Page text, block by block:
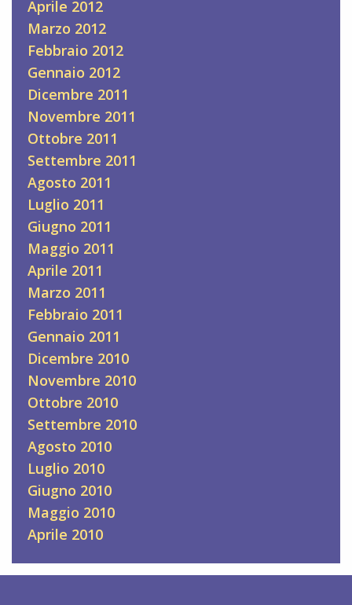
Aprile 2012
Marzo 2012
Febbraio 2012
Gennaio 2012
Dicembre 2011
Novembre 2011
Ottobre 2011
Settembre 2011
Agosto 2011
Luglio 2011
Giugno 2011
Maggio 2011
Aprile 2011
Marzo 2011
Febbraio 2011
Gennaio 2011
Dicembre 2010
Novembre 2010
Ottobre 2010
Settembre 2010
Agosto 2010
Luglio 2010
Giugno 2010
Maggio 2010
Aprile 2010